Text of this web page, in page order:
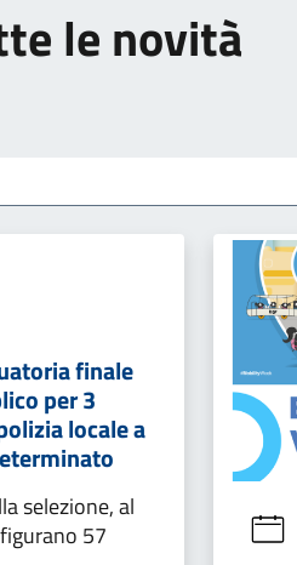
le novità
finale
per 3
locale a
selezione, al
57